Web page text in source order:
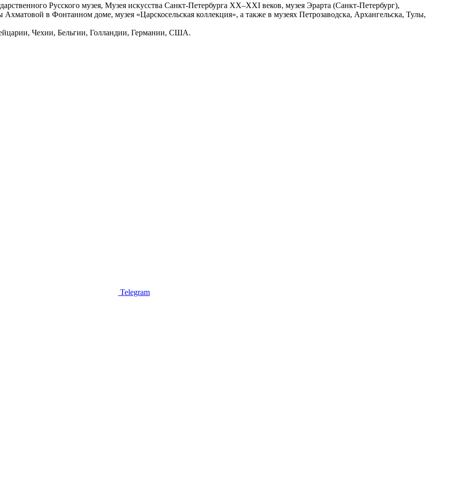
Русского музея, Музея искусства Санкт-Петербурга ХХ–ХХI веков, музея Эрарта (Санкт-Петербург),
в Фонтанном доме, музея «Царскосельская коллекция», а также в музеях Петрозаводска, Архангельска, Тулы,
Чехии, Бельгии, Голландии, Германии, США.
Telegram